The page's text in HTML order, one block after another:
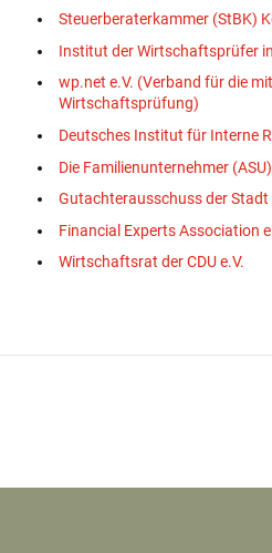
Steuerberaterkammer (StBK)
Institut der Wirtschaftsprüfer
wp.net e.V. (Verband für die
Wirtschaftsprüfung)
Deutsches Institut für Interne
Die Familienunternehmer (ASU)
Gutachterausschuss der Stadt
Financial Experts Association
Wirtschaftsrat der CDU e.V.